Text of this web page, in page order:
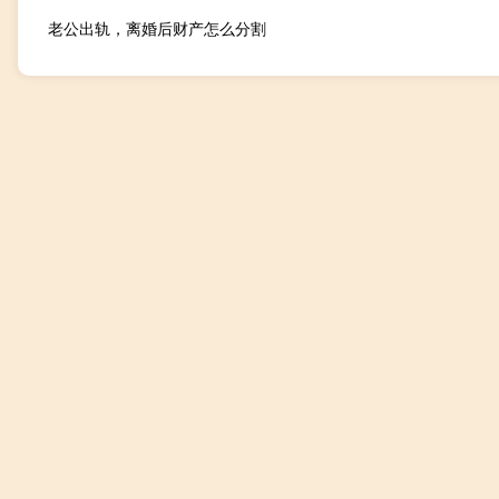
老公出轨，离婚后财产怎么分割